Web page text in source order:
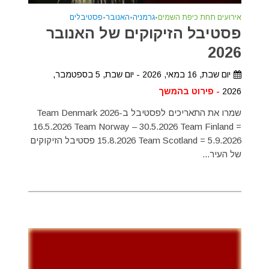
אירועים תחת כיפת השמים•גרמניה•האנובר•פסטיבלים
פסטיבל הזיקוקים של האנובר
2026
יום שבת, 16 במאי, 2026 - יום שבת, 5 בספטמבר,
2026 - פירוט בהמשך
שמרו את התאריכים לפסטיבל ב-2026 Team Denmark
16.5.2026 Team Norway – 30.5.2026 Team Finland =
15.8.2026 Team Scotland = 5.9.2026 פסטיבל הזיקוקים
של העיר...